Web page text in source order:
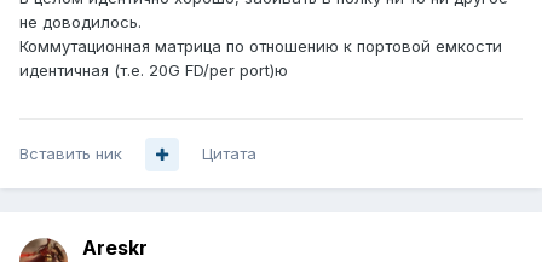
не доводилось.
Коммутационная матрица по отношению к портовой емкости
идентичная (т.е. 20G FD/per port)ю
Вставить ник Цитата
Areskr